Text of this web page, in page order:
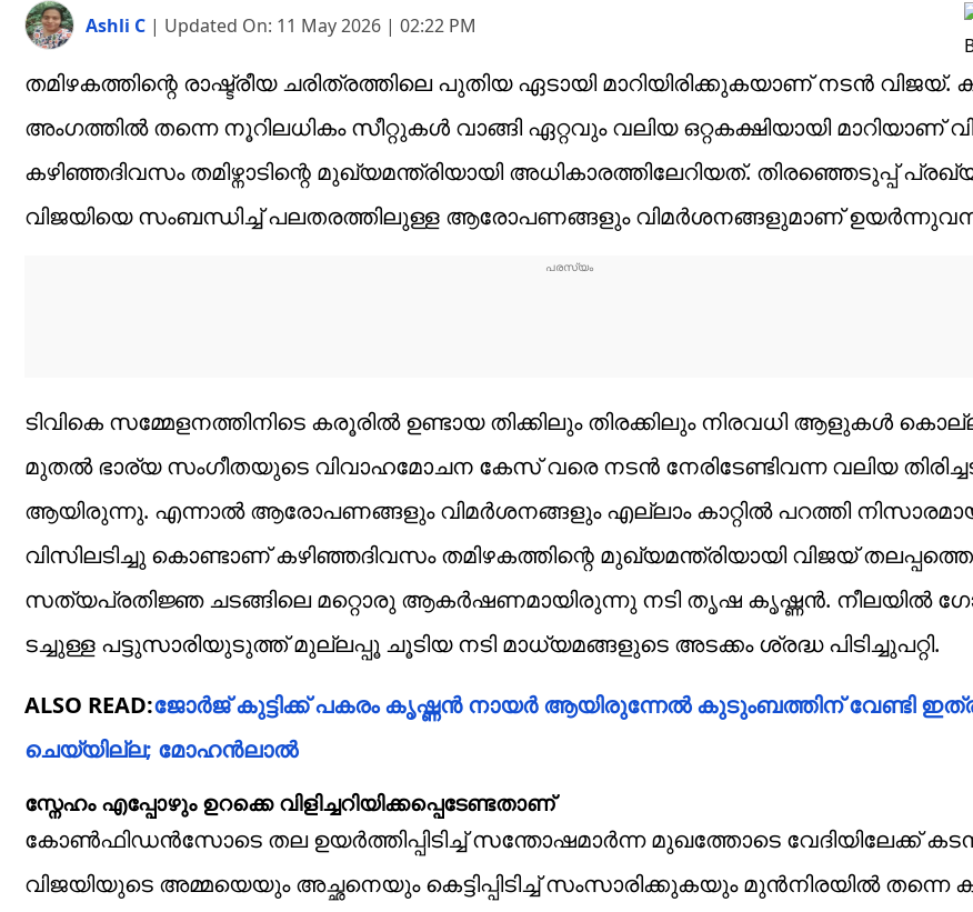
Ashli C | Updated On: 11 May 2026 | 02:22 PM
തമിഴകത്തിന്റെ രാഷ്ട്രീയ ചരിത്രത്തിലെ പുതിയ ഏടായി മാറിയിരിക്കുകയാണ് നടൻ വിജയ്.
അംഗത്തിൽ തന്നെ നൂറിലധികം സീറ്റുകൾ വാങ്ങി ഏറ്റവും വലിയ ഒറ്റകക്ഷിയായി മാറിയാണ്
കഴിഞ്ഞദിവസം തമിഴ്നാടിന്റെ മുഖ്യമന്ത്രിയായി അധികാരത്തിലേറിയത്. തിരഞ്ഞെടുപ്പ്
വിജയിയെ സംബന്ധിച്ച് പലതരത്തിലുള്ള ആരോപണങ്ങളും വിമർശനങ്ങളുമാണ്
ടിവികെ സമ്മേളനത്തിനിടെ കരൂരിൽ ഉണ്ടായ തിക്കിലും തിരക്കിലും നിരവധി ആളുകൾ
മുതൽ ഭാര്യ സംഗീതയുടെ വിവാഹമോചന കേസ് വരെ നടൻ നേരിടേണ്ടിവന്ന വലിയ
ആയിരുന്നു. എന്നാൽ ആരോപണങ്ങളും വിമർശനങ്ങളും എല്ലാം കാറ്റിൽ പറത്തി
വിസിലടിച്ചു കൊണ്ടാണ് കഴിഞ്ഞദിവസം തമിഴകത്തിന്റെ മുഖ്യമന്ത്രിയായി വിജയ്
സത്യപ്രതി‍ജ്ഞ ചടങ്ങിലെ മറ്റൊരു ആകർഷണമായിരുന്നു നടി തൃഷ കൃഷ്ണൻ. നീലയിൽ
ടച്ചുള്ള പട്ടുസാരിയുടുത്ത് മുല്ലപ്പൂ ചൂടിയ നടി മാധ്യമങ്ങളുടെ അടക്കം ശ്രദ്ധ പിടിച്ചുപറ്റി.
ALSO READ:ജോർജ് കുട്ടിക്ക് പകരം കൃഷ്ണൻ നായർ ആയിരുന്നേൽ കുടുംബത്തിന് വേണ്ടി
ചെയ്യില്ല; മോഹൻലാൽ
സ്നേഹം എപ്പോഴും ഉറക്കെ വിളിച്ചറിയിക്കപ്പെടേണ്ടതാണ്
കോൺഫിഡൻസോടെ തല ഉയർത്തിപ്പിടിച്ച് സന്തോഷമാർന്ന മുഖത്തോടെ വേദിയിലേക്ക്
വിജയിയുടെ അമ്മയെയും അച്ഛനെയും കെട്ടിപ്പിടിച്ച് സംസാരിക്കുകയും മുൻനിരയിൽ തന്നെ